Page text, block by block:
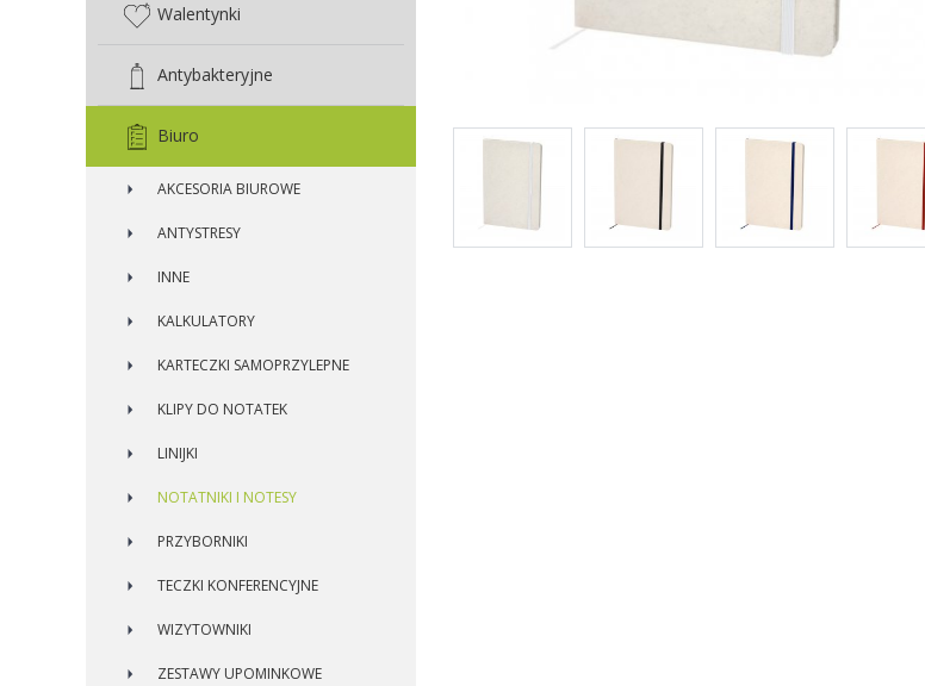
Walentynki
Antybakteryjne
Biuro
AKCESORIA BIUROWE
ANTYSTRESY
INNE
KALKULATORY
KARTECZKI SAMOPRZYLEPNE
KLIPY DO NOTATEK
LINIJKI
NOTATNIKI I NOTESY
PRZYBORNIKI
TECZKI KONFERENCYJNE
WIZYTOWNIKI
ZESTAWY UPOMINKOWE